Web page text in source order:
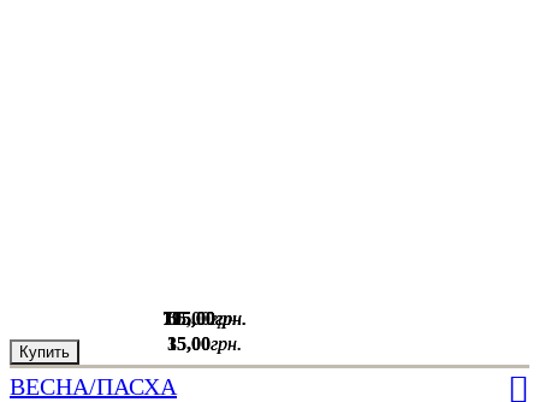
125,00грн.
Купить 15,00грн.
35,00грн.
715,00грн.
Купить
195,00грн.
Купить
65,00грн.
Купить
ВЕСНА/ПАСХА